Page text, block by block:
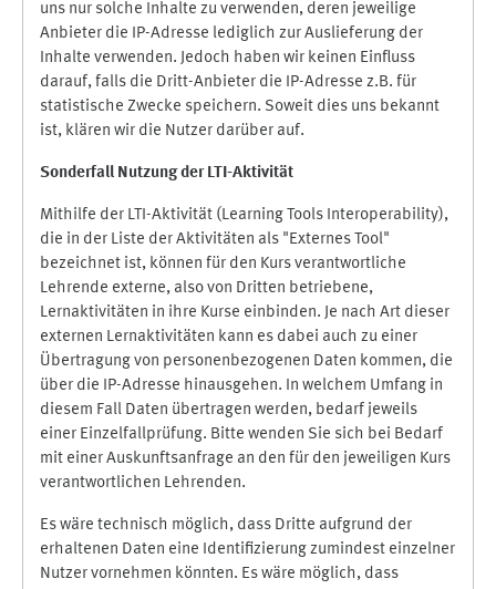
uns nur solche Inhalte zu verwenden, deren jeweilige
Anbieter die IP-Adresse lediglich zur Auslieferung der
Inhalte verwenden. Jedoch haben wir keinen Einfluss
darauf, falls die Dritt-Anbieter die IP-Adresse z.B. für
statistische Zwecke speichern. Soweit dies uns bekannt
ist, klären wir die Nutzer darüber auf.
Sonderfall Nutzung der LTI-Aktivität
Mithilfe der LTI-Aktivität (Learning Tools Interoperability),
die in der Liste der Aktivitäten als "Externes Tool"
bezeichnet ist, können für den Kurs verantwortliche
Lehrende externe, also von Dritten betriebene,
Lernaktivitäten in ihre Kurse einbinden. Je nach Art dieser
externen Lernaktivitäten kann es dabei auch zu einer
Übertragung von personenbezogenen Daten kommen, die
über die IP-Adresse hinausgehen. In welchem Umfang in
diesem Fall Daten übertragen werden, bedarf jeweils
einer Einzelfallprüfung. Bitte wenden Sie sich bei Bedarf
mit einer Auskunftsanfrage an den für den jeweiligen Kurs
verantwortlichen Lehrenden.
Es wäre technisch möglich, dass Dritte aufgrund der
erhaltenen Daten eine Identifizierung zumindest einzelner
Nutzer vornehmen könnten. Es wäre möglich, dass